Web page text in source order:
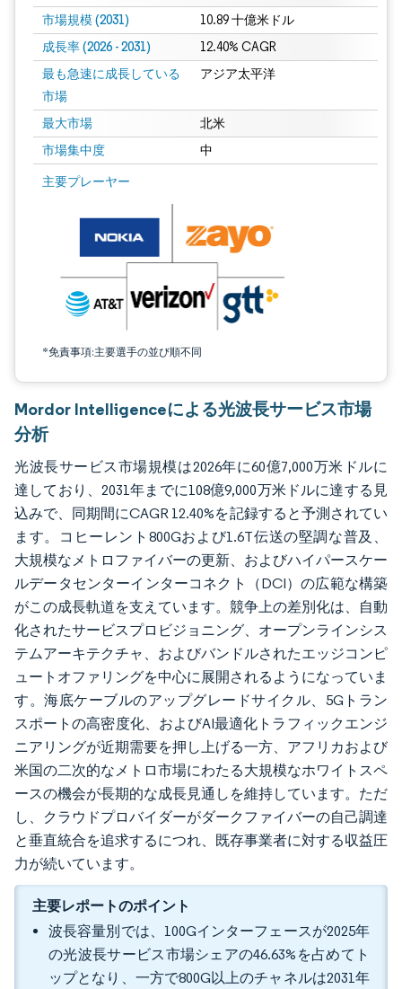
市場規模 (2031) 10.89 十億米ドル
成長率 (2026 - 2031) 12.40% CAGR
最も急速に成長している
市場
アジア太平洋
最大市場 北米
市場集中度 中
主要プレーヤー
*免責事項:主要選手の並び順不同
画像 © Mordor Intelligence。再利用にはCC BY 4.0の表示が必要です。
Mordor Intelligenceによる光波長サービス市場
分析
光波長サービス市場規模は2026年に60億7,000万米ドルに
達しており、2031年までに108億9,000万米ドルに達する見
込みで、同期間にCAGR 12.40%を記録すると予測されてい
ます。コヒーレント800Gおよび1.6T伝送の堅調な普及、
大規模なメトロファイバーの更新、およびハイパースケー
ルデータセンターインターコネクト（DCI）の広範な構築
がこの成長軌道を支えています。競争上の差別化は、自動
化されたサービスプロビジョニング、オープンラインシス
テムアーキテクチャ、およびバンドルされたエッジコンピ
ュートオファリングを中心に展開されるようになっていま
す。海底ケーブルのアップグレードサイクル、5Gトラン
スポートの高密度化、およびAI最適化トラフィックエンジ
ニアリングが近期需要を押し上げる一方、アフリカおよび
米国の二次的なメトロ市場にわたる大規模なホワイトスペ
ースの機会が長期的な成長見通しを維持しています。ただ
し、クラウドプロバイダーがダークファイバーの自己調達
と垂直統合を追求するにつれ、既存事業者に対する収益圧
力が続いています。
主要レポートのポイント
波長容量別では、100Gインターフェースが2025年
の光波長サービス市場シェアの46.63%を占めてト
ップとなり、一方で800G以上のチャネルは2031年